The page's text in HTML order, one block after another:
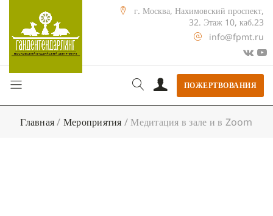
г. Москва, Нахимовский проспект,
32. Этаж 10, каб.23
info@fpmt.ru
ПОЖЕРТВОВАНИЯ
Главная/ Мероприятия / Медитация в зале и в Zoom